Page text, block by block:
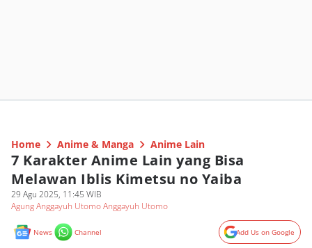
Home Anime & Manga Anime Lain
7 Karakter Anime Lain yang Bisa
Melawan Iblis Kimetsu no Yaiba
29 Agu 2025, 11:45 WIB
Agung Anggayuh Utomo Anggayuh Utomo
News Channel Add Us on Google